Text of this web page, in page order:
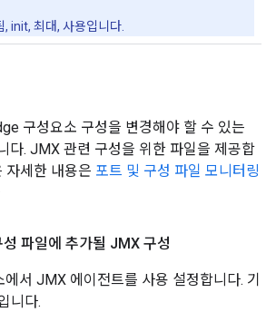
init, 최대, 사용입니다.
구성요소 구성을 변경해야 할 수 있는
다. JMX 관련 구성을 위한 파일을 제공합
자세한 내용은 포트 및 구성 파일 모니터링
파일에 추가될 JMX 구성
에서 JMX 에이전트를 사용 설정합니다. 기
니다.